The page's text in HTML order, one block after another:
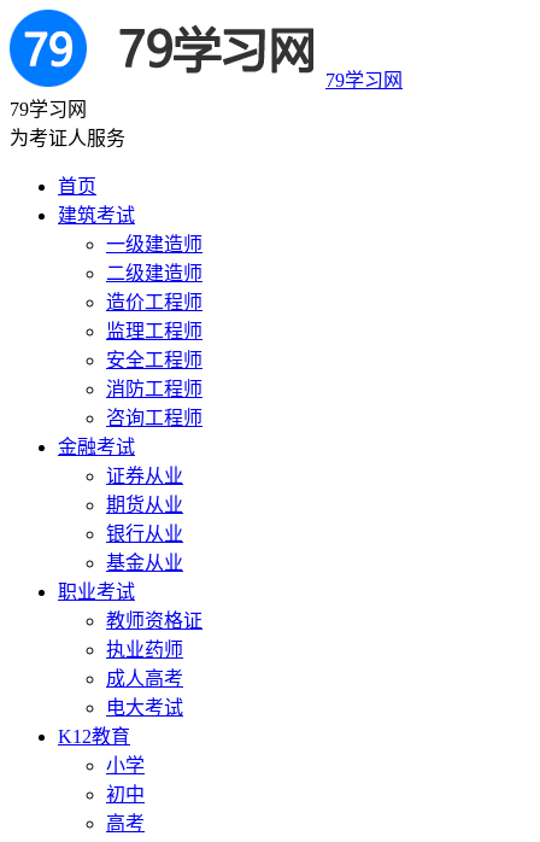
79学习网
79学习网
为考证人服务
首页
建筑考试
一级建造师
二级建造师
造价工程师
监理工程师
安全工程师
消防工程师
咨询工程师
金融考试
证券从业
期货从业
银行从业
基金从业
职业考试
教师资格证
执业药师
成人高考
电大考试
K12教育
小学
初中
高考